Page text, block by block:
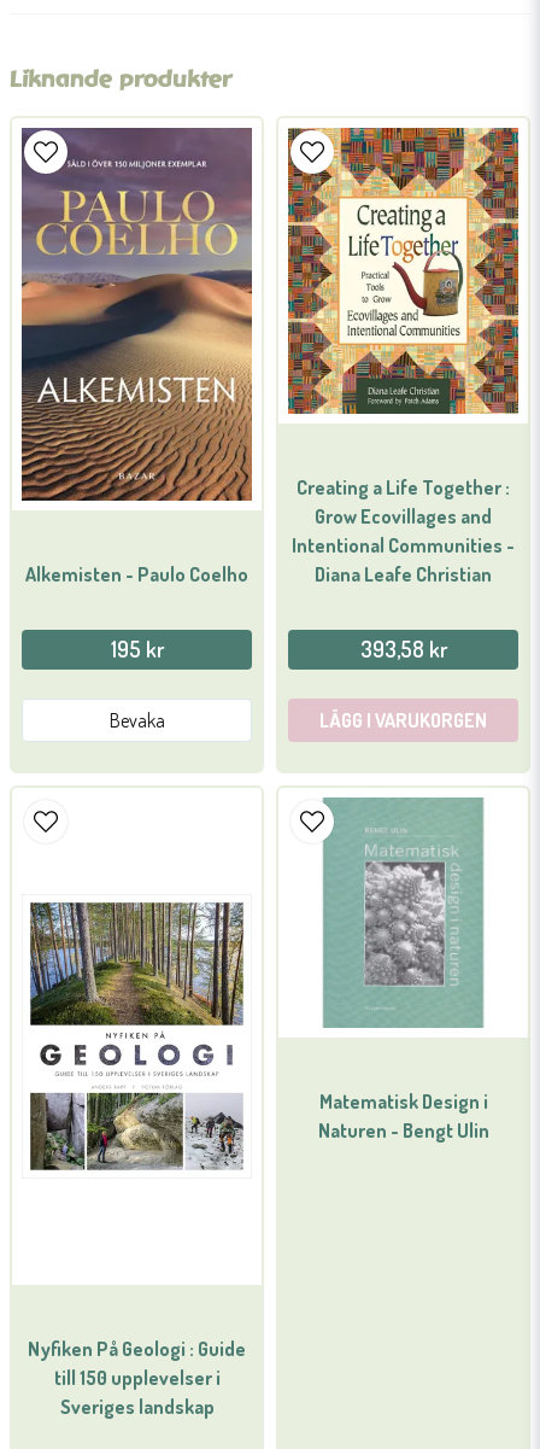
name
Namn
email
Mejladress
Ja, ni får publicera min fråga
Skicka fråga
Liknande produkter
Alkemisten - Paulo Coelho
195 kr
Bevaka
Creating a Life Together :
Grow Ecovillages and
Intentional Communities -
Diana Leafe Christian
393,58 kr
LÄGG I VARUKORGEN
Nyfiken På Geologi : Guide
till 150 upplevelser i
Sveriges landskap
Matematisk Design i
Naturen - Bengt Ulin